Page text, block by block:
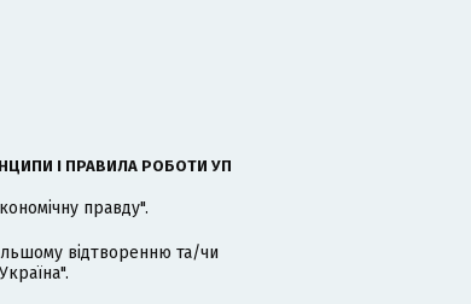
І ПРАВИЛА РОБОТИ УП
правду".
відтворенню та/чи